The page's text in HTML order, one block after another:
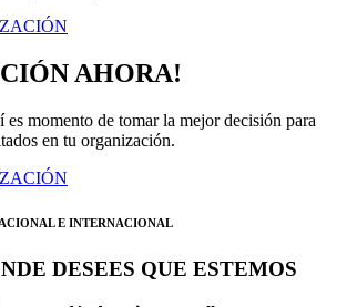
AHORA!
es momento de tomar la mejor decisión para
en tu organización.
E INTERNACIONAL
DESEES QUE ESTEMOS